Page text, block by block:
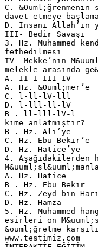
C. &Ouml;ğrenmenin
davet etmeye
D. İnsanı Allah’ın
III- Bedir Savaşı
3. Hz. Muhammed
fethedilmesi
IV- Mekke’nin
melekle arasında
A. II-I-III-IV
A. Hz. &Ouml;mer’e
C. l-ll-lV-lll
D. l-lll-ll-lV
B . ll-lll-lV-l
kime anlatmıştır?
B . Hz. Ali’ye
C. Hz. Ebu Bekir’e
D. Hz. Hatice’ye
4.
A. Hz. Hatice
B . Hz. Ebu Bekir
C. Hz. Zeyd bin
D. Hz. Hamza
5. Hz. Muhammed
esirleri on
&ouml;ğretme
www.testimiz.com